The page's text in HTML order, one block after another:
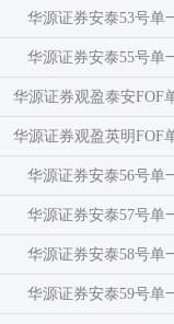
华源证券安泰53号单
华源证券安泰55号单
华源证券观盈泰安FOF
华源证券观盈英明FOF
华源证券安泰56号单
华源证券安泰57号单
华源证券安泰58号单
华源证券安泰59号单